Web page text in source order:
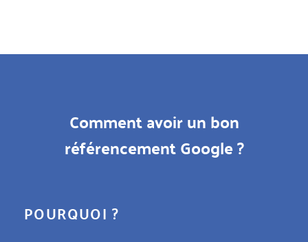
Comment avoir un bon
référencement Google ?
POURQUOI ?